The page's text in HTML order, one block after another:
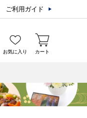
ご利用ガイド
お気に入り カート